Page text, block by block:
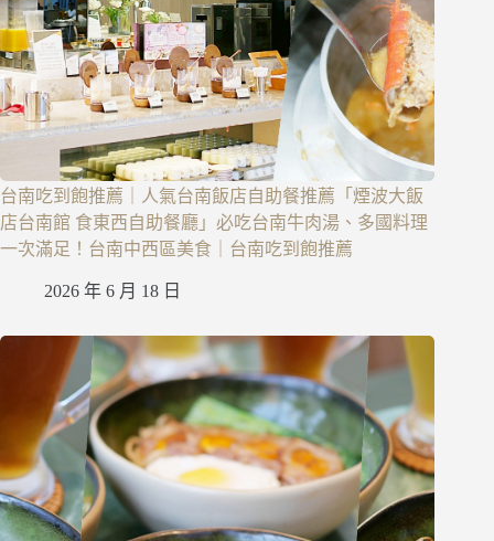
台南吃到飽推薦｜人氣台南飯店自助餐推薦「煙波大飯
店台南館 食東西自助餐廳」必吃台南牛肉湯、多國料理
一次滿足！台南中西區美食｜台南吃到飽推薦
2026 年 6 月 18 日